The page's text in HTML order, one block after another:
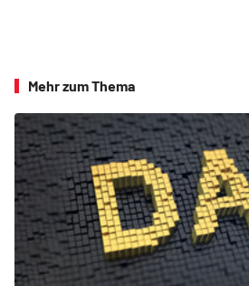
Mehr zum Thema